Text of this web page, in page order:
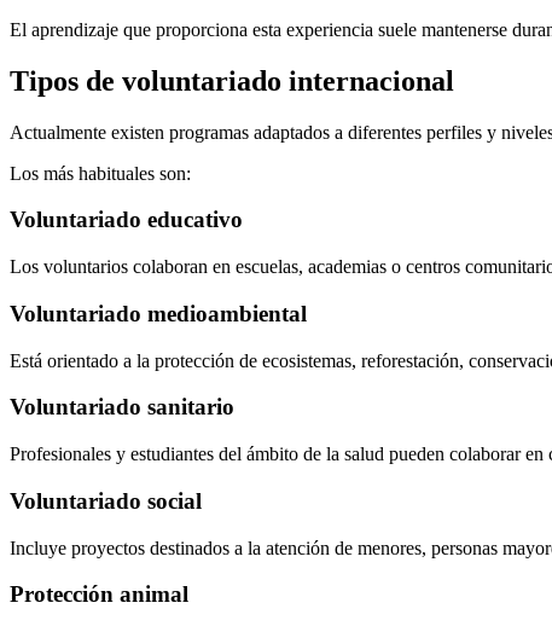
El aprendizaje que proporciona esta experiencia suele mantenerse
Tipos de voluntariado internacional
Actualmente existen programas adaptados a diferentes perfiles y
Los más habituales son:
Voluntariado educativo
Los voluntarios colaboran en escuelas, academias o centros
Voluntariado medioambiental
Está orientado a la protección de ecosistemas, reforestación,
Voluntariado sanitario
Profesionales y estudiantes del ámbito de la salud pueden colaborar
Voluntariado social
Incluye proyectos destinados a la atención de menores, personas
Protección animal